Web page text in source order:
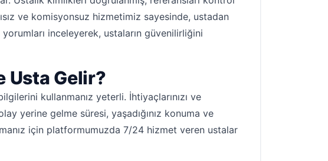
ve komisyonsuz hizmetimiz sayesinde, ustadan
inceleyerek, ustaların güvenilirliğini
Usta Gelir?
kullanmanız yeterli. İhtiyaçlarınızı ve
yerine gelme süresi, yaşadığınız konuma ve
için platformumuzda 7/24 hizmet veren ustalar